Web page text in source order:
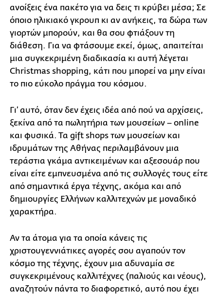
ανοίξεις ένα πακέτο για να δεις τι κρύβει μέσα; Σε
όποιο ηλικιακό γκρουπ κι αν ανήκεις, τα δώρα των
γιορτών μπορούν, και θα σου φτιάξουν τη
διάθεση. Για να φτάσουμε εκεί, όμως, απαιτείται
μια συγκεκριμένη διαδικασία κι αυτή λέγεται
Christmas shopping, κάτι που μπορεί να μην είναι
το πιο εύκολο πράγμα του κόσμου.
Γι’ αυτό, όταν δεν έχεις ιδέα από πού να αρχίσεις,
ξεκίνα από τα πωλητήρια των μουσείων – online
και φυσικά. Τα gift shops των μουσείων και
ιδρυμάτων της Αθήνας περιλαμβάνουν μια
τεράστια γκάμα αντικειμένων και αξεσουάρ που
είναι είτε εμπνευσμένα από τις συλλογές τους είτε
από σημαντικά έργα τέχνης, ακόμα και από
δημιουργίες Ελλήνων καλλιτεχνών με μοναδικό
χαρακτήρα.
Αν τα άτομα για τα οποία κάνεις τις
χριστουγεννιάτικες αγορές σου αγαπούν τον
κόσμο της τέχνης, έχουν μια αδυναμία σε
συγκεκριμένους καλλιτέχνες (παλιούς και νέους),
αναζητούν πάντα το διαφορετικό, αυτό που έχει